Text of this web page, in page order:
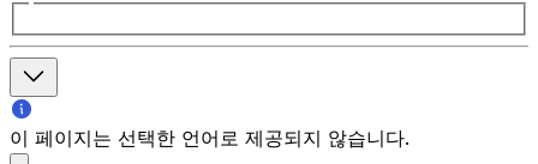
이 페이지는 선택한 언어로 제공되지 않습니다.